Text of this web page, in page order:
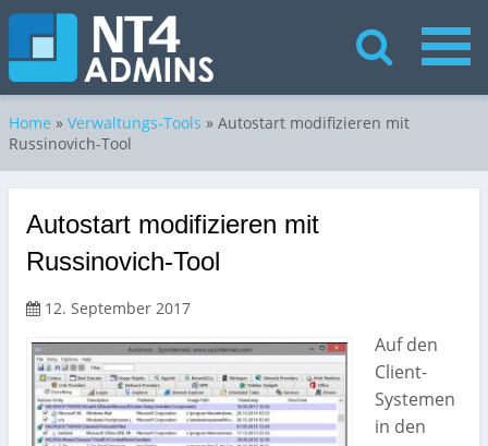
Home » Verwaltungs-Tools » Autostart modifizieren mit
Russinovich-Tool
Autostart modifizieren mit
Russinovich-Tool
12. September 2017
Auf den
Client-
Systemen
in den